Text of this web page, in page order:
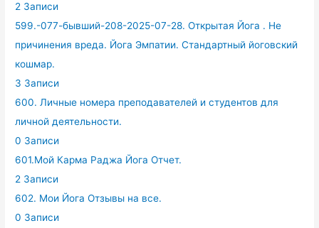
2 Записи
599.-077-бывший-208-2025-07-28. Открытая Йога . Не
причинения вреда. Йога Эмпатии. Стандартный йоговский
кошмар.
3 Записи
600. Личные номера преподавателей и студентов для
личной деятельности.
0 Записи
601.Мой Карма Раджа Йога Отчет.
2 Записи
602. Мои Йога Отзывы на все.
0 Записи